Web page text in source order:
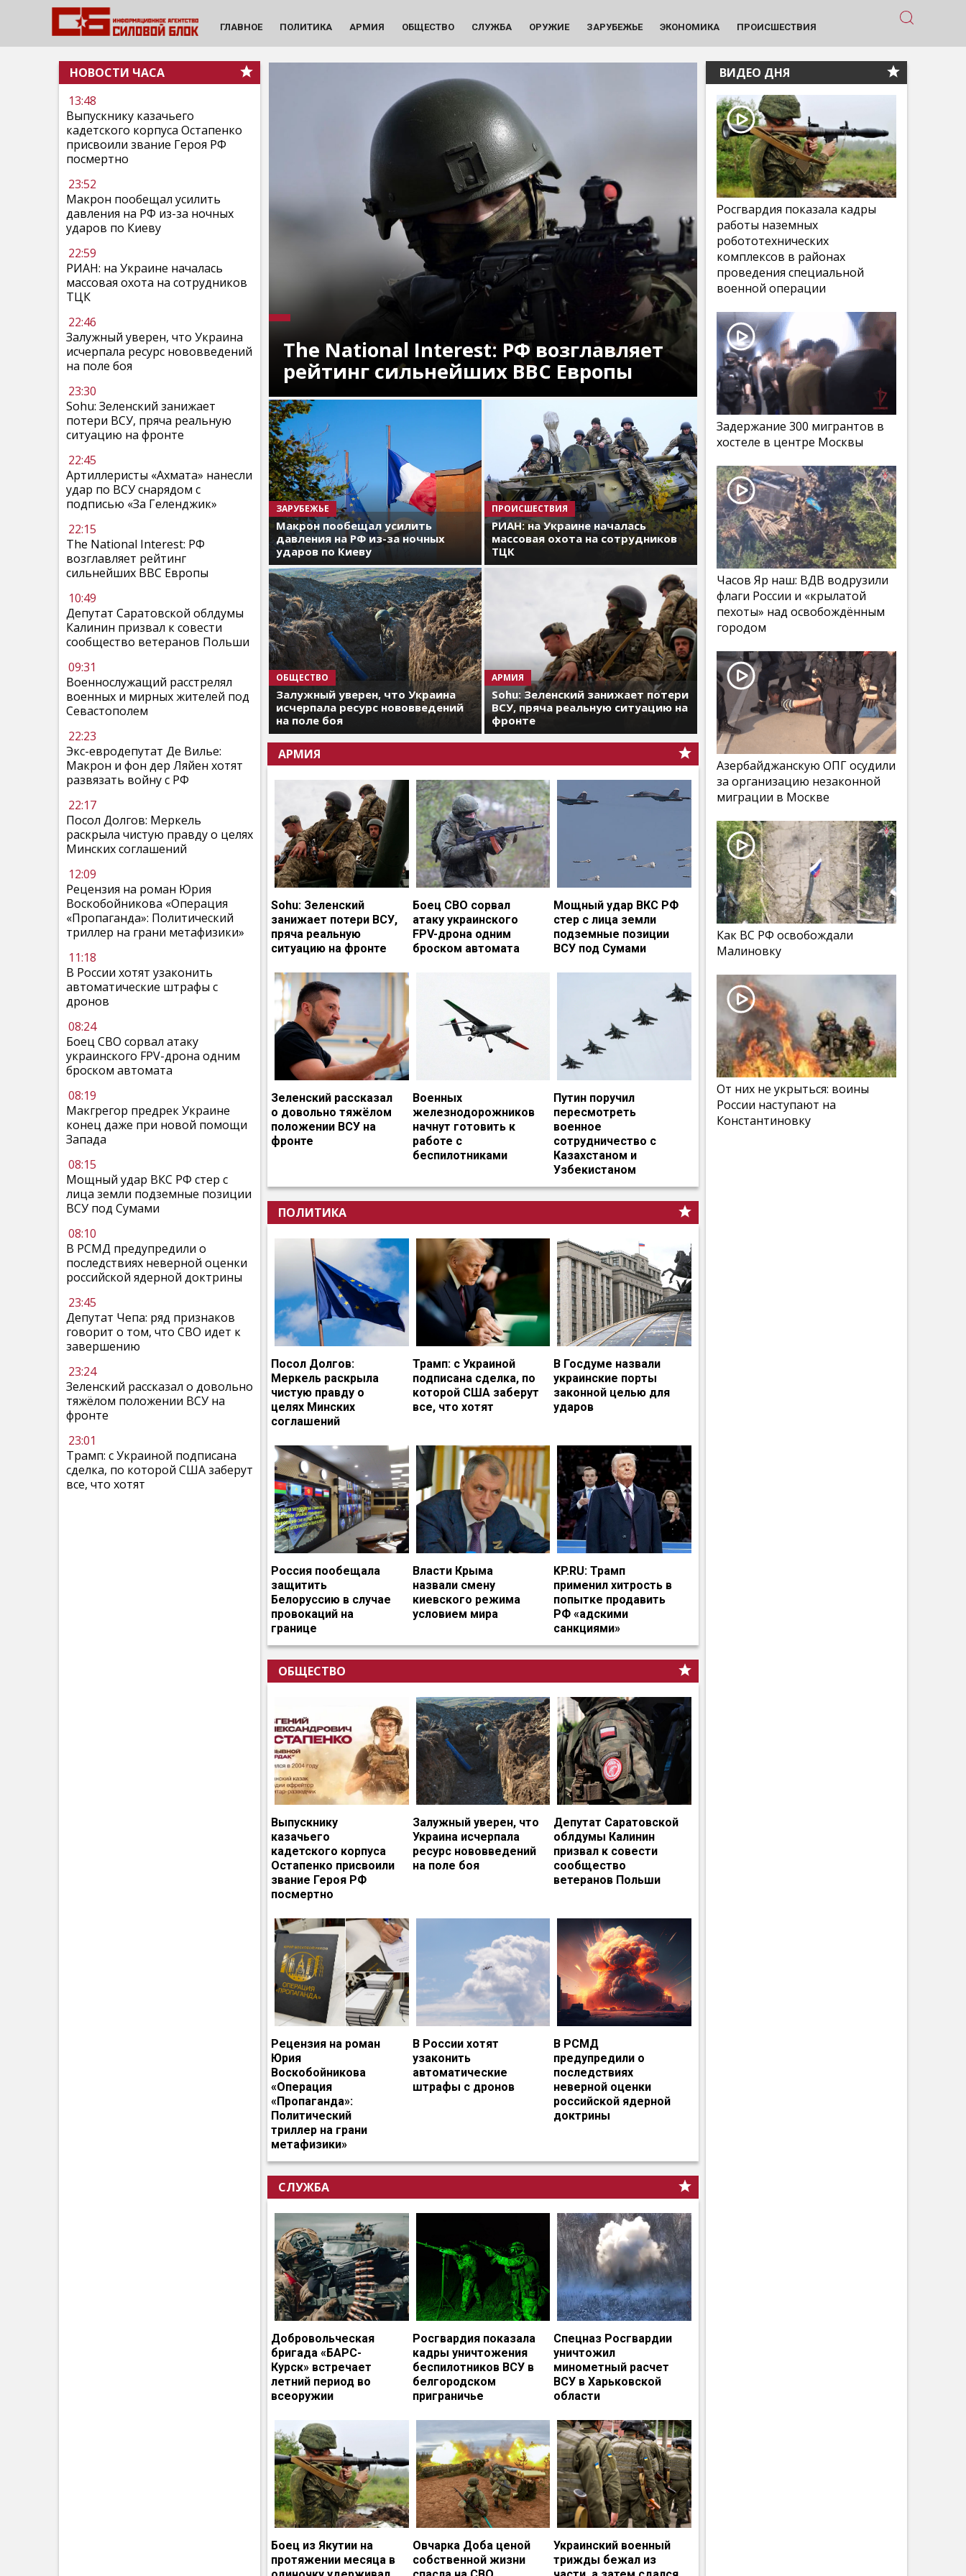
ГЛАВНОЕ ПОЛИТИКА АРМИЯ ОБЩЕСТВО СЛУЖБА ОРУЖИЕ ЗАРУБЕЖЬЕ ЭКОНОМИКА ПРОИСШЕСТВИЯ
НОВОСТИ ЧАСА
13:48
Выпускнику казачьего
кадетского корпуса Остапенко
присвоили звание Героя РФ
посмертно
23:52
Макрон пообещал усилить
давления на РФ из-за ночных
ударов по Киеву
22:59
РИАН: на Украине началась
массовая охота на сотрудников
ТЦК
22:46
Залужный уверен, что Украина
исчерпала ресурс нововведений
на поле боя
23:30
Sohu: Зеленский занижает
потери ВСУ, пряча реальную
ситуацию на фронте
22:45
Артиллеристы «Ахмата» нанесли
удар по ВСУ снарядом с
подписью «За Геленджик»
22:15
The National Interest: РФ
возглавляет рейтинг
сильнейших ВВС Европы
10:49
Депутат Саратовской облдумы
Калинин призвал к совести
сообщество ветеранов Польши
09:31
Военнослужащий расстрелял
военных и мирных жителей под
Севастополем
22:23
Экс-евродепутат Де Вилье:
Макрон и фон дер Ляйен хотят
развязать войну с РФ
22:17
Посол Долгов: Меркель
раскрыла чистую правду о целях
Минских соглашений
12:09
Рецензия на роман Юрия
Воскобойникова «Операция
«Пропаганда»: Политический
триллер на грани метафизики»
11:18
В России хотят узаконить
автоматические штрафы с
дронов
08:24
Боец СВО сорвал атаку
украинского FPV-дрона одним
броском автомата
08:19
Макгрегор предрек Украине
конец даже при новой помощи
Запада
08:15
Мощный удар ВКС РФ стер с
лица земли подземные позиции
ВСУ под Сумами
08:10
В РСМД предупредили о
последствиях неверной оценки
российской ядерной доктрины
23:45
Депутат Чепа: ряд признаков
говорит о том, что СВО идет к
завершению
23:24
Зеленский рассказал о довольно
тяжёлом положении ВСУ на
фронте
23:01
Трамп: с Украиной подписана
сделка, по которой США заберут
все, что хотят
The National Interest: РФ возглавляет
рейтинг сильнейших ВВС Европы
ЗАРУБЕЖЬЕ
Макрон пообещал усилить
давления на РФ из-за ночных
ударов по Киеву
ПРОИСШЕСТВИЯ
РИАН: на Украине началась
массовая охота на сотрудников
ТЦК
ОБЩЕСТВО
Залужный уверен, что Украина
исчерпала ресурс нововведений
на поле боя
АРМИЯ
Sohu: Зеленский занижает потери
ВСУ, пряча реальную ситуацию на
фронте
АРМИЯ
Sohu: Зеленский
занижает потери ВСУ,
пряча реальную
ситуацию на фронте
Боец СВО сорвал
атаку украинского
FPV-дрона одним
броском автомата
Мощный удар ВКС РФ
стер с лица земли
подземные позиции
ВСУ под Сумами
Зеленский рассказал
о довольно тяжёлом
положении ВСУ на
фронте
Военных
железнодорожников
начнут готовить к
работе с
беспилотниками
Путин поручил
пересмотреть
военное
сотрудничество с
Казахстаном и
Узбекистаном
ПОЛИТИКА
Посол Долгов:
Меркель раскрыла
чистую правду о
целях Минских
соглашений
Трамп: с Украиной
подписана сделка, по
которой США заберут
все, что хотят
В Госдуме назвали
украинские порты
законной целью для
ударов
Россия пообещала
защитить
Белоруссию в случае
провокаций на
границе
Власти Крыма
назвали смену
киевского режима
условием мира
KP.RU: Трамп
применил хитрость в
попытке продавить
РФ «адскими
санкциями»
ОБЩЕСТВО
Выпускнику
казачьего
кадетского корпуса
Остапенко присвоили
звание Героя РФ
посмертно
Залужный уверен, что
Украина исчерпала
ресурс нововведений
на поле боя
Депутат Саратовской
облдумы Калинин
призвал к совести
сообщество
ветеранов Польши
Рецензия на роман
Юрия
Воскобойникова
«Операция
«Пропаганда»:
Политический
триллер на грани
метафизики»
В России хотят
узаконить
автоматические
штрафы с дронов
В РСМД
предупредили о
последствиях
неверной оценки
российской ядерной
доктрины
СЛУЖБА
Добровольческая
бригада «БАРС-
Курск» встречает
летний период во
всеоружии
Росгвардия показала
кадры уничтожения
беспилотников ВСУ в
белгородском
приграничье
Спецназ Росгвардии
уничтожил
минометный расчет
ВСУ в Харьковской
области
Боец из Якутии на
протяжении месяца в
Овчарка Доба ценой
собственной жизни
Украинский военный
трижды бежал из
ВИДЕО ДНЯ
Росгвардия показала кадры
работы наземных
робототехнических
комплексов в районах
проведения специальной
военной операции
Задержание 300 мигрантов в
хостеле в центре Москвы
Часов Яр наш: ВДВ водрузили
флаги России и «крылатой
пехоты» над освобождённым
городом
Азербайджанскую ОПГ осудили
за организацию незаконной
миграции в Москве
Как ВС РФ освобождали
Малиновку
От них не укрыться: воины
России наступают на
Константиновку